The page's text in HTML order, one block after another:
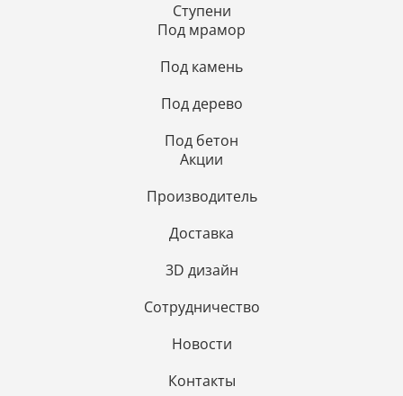
Ступени
Под мрамор
Под камень
Под дерево
Под бетон
Акции
Производитель
Доставка
3D дизайн
Сотрудничество
Новости
Контакты